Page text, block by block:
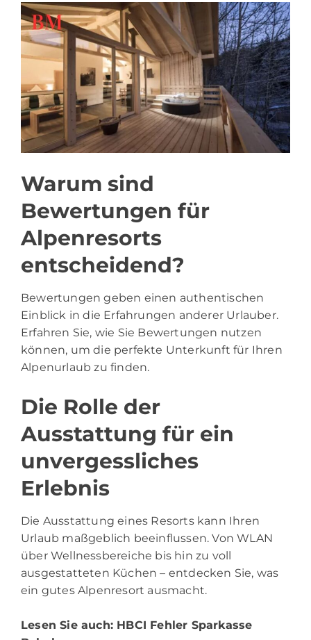
Warum sind
Bewertungen für
Alpenresorts
entscheidend?
Bewertungen geben einen authentischen
Einblick in die Erfahrungen anderer Urlauber.
Erfahren Sie, wie Sie Bewertungen nutzen
können, um die perfekte Unterkunft für Ihren
Alpenurlaub zu finden.
Die Rolle der
Ausstattung für ein
unvergessliches
Erlebnis
Die Ausstattung eines Resorts kann Ihren
Urlaub maßgeblich beeinflussen. Von WLAN
über Wellnessbereiche bis hin zu voll
ausgestatteten Küchen – entdecken Sie, was
ein gutes Alpenresort ausmacht.
Lesen Sie auch: HBCI Fehler Sparkasse